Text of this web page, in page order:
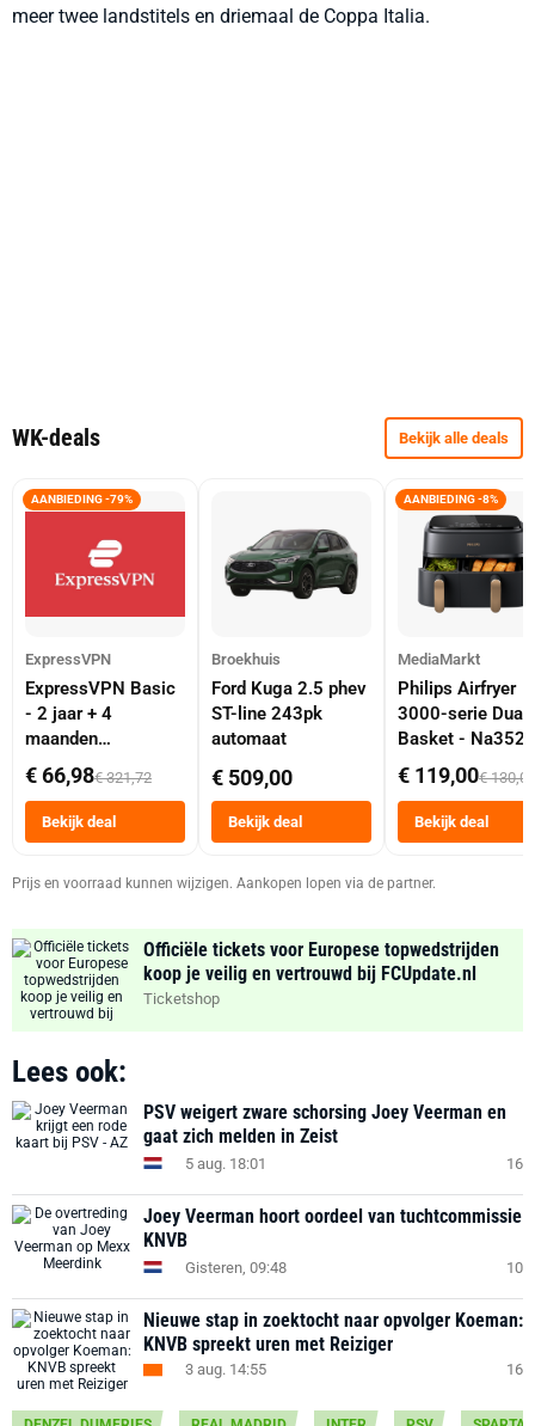
meer twee landstitels en driemaal de Coppa Italia.
WK-deals Bekijk alle deals
AANBIEDING -79%
ExpressVPN
ExpressVPN Basic
- 2 jaar + 4
maanden
abonnement
€ 66,98€ 321,72
Bekijk deal
Broekhuis
Ford Kuga 2.5 phev
ST-line 243pk
automaat
€ 509,00
Bekijk deal
AANBIEDING -8%
MediaMarkt
Philips Airfryer
3000-serie Dual
Basket -
Dubbele Mand 9
Tot 6 Personen
Heteluchtfriteuse
Zwart
€ 119,00€ 130,00
Bekijk deal
Prijs en voorraad kunnen wijzigen. Aankopen lopen via de partner.
Officiële tickets voor Europese topwedstrijden
koop je veilig en vertrouwd bij FCUpdate.nl
Ticketshop
Lees ook:
PSV weigert zware schorsing Joey Veerman en
gaat zich melden in Zeist
5 aug. 18:01 16
Joey Veerman hoort oordeel van tuchtcommissie
KNVB
Gisteren, 09:48 10
Nieuwe stap in zoektocht naar opvolger Koeman:
KNVB spreekt uren met Reiziger
3 aug. 14:55 16